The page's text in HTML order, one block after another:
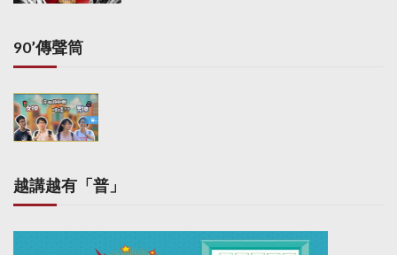
a
t
i
o
n
90’傳聲筒
越講越有「普」